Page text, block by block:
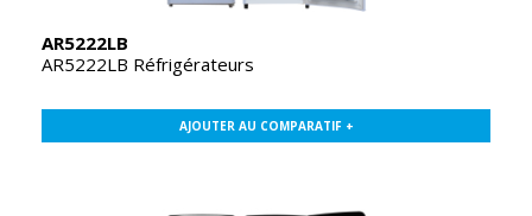
AR5222LB
AR5222LB Réfrigérateurs
AJOUTER AU COMPARATIF +